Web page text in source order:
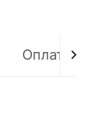
Оплата